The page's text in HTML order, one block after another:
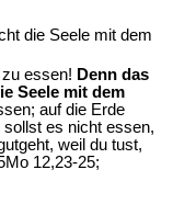
die Seele mit dem
essen! Denn das
Seele mit dem
auf die Erde
es nicht essen,
weil du tust,
12,23-25;